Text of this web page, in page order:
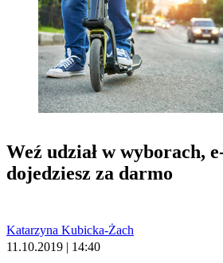
Weź udział w wyborach,
dojedziesz za darmo
Katarzyna Kubicka-Żach
11.10.2019 | 14:40